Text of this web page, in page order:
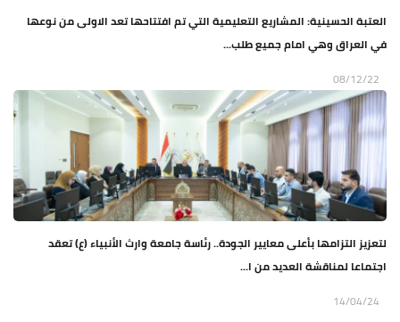
العتبة الحسينية: المشاريع التعليمية التي تم افتتاحها تعد الاولى من نوعها
في العراق وهي امام جميع طلب...
08/12/22
لتعزيز التزامها بأعلى معايير الجودة.. رئاسة جامعة وارث الأنبياء (ع) تعقد
اجتماعا لمناقشة العديد من ا...
14/04/24